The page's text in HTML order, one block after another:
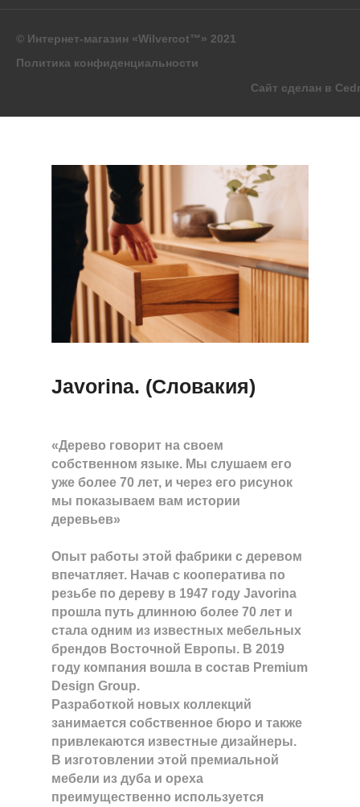
© Интернет-магазин «Wilvercot™» 2021
Политика конфиденциальности
Сайт сделан в
Javorina. (Словакия)
«Дерево говорит на своем
собственном языке. Мы слушаем его
уже более 70 лет, и через его рисунок
мы показываем вам истории
деревьев»
Опыт работы этой фабрики с деревом
впечатляет. Начав с кооператива по
резьбе по дереву в 1947 году Javorina
прошла путь длинною более 70 лет и
стала одним из известных мебельных
брендов Восточной Европы. В 2019
году компания вошла в состав Premium
Design Group.
Разработкой новых коллекций
занимается собственное бюро и также
привлекаются известные дизайнеры.
В изготовлении этой премиальной
мебели из дуба и ореха
преимущественно используется